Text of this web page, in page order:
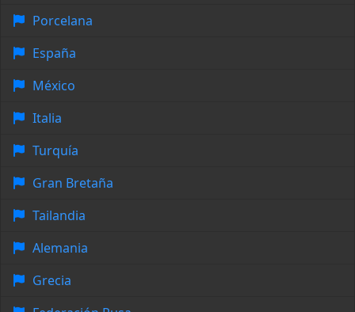
Porcelana
España
México
Italia
Turquía
Gran Bretaña
Tailandia
Alemania
Grecia